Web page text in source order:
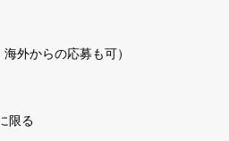
外からの応募も可）
限る